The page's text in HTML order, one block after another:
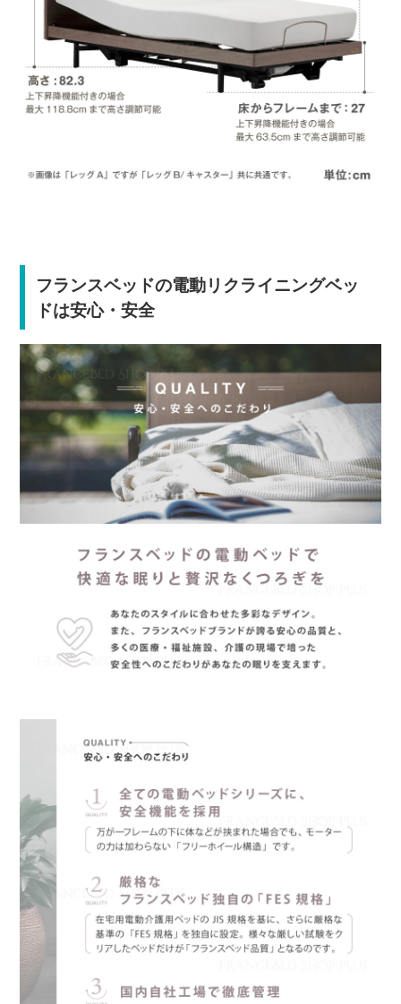
フランスベッドの電動リクライニングベッ
ドは安心・安全